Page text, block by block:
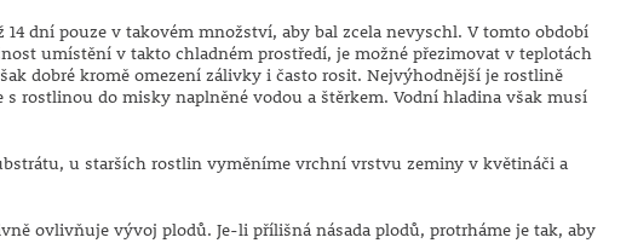
dní pouze v takovém množství, aby bal zcela nevyschl. V tomto období
umístění v takto chladném prostředí, je možné přezimovat v teplotách
dobré kromě omezení zálivky i často rosit. Nejvýhodnější je rostlině
rostlinou do misky naplněné vodou a štěrkem. Vodní hladina však musí
u starších rostlin vyměníme vrchní vrstvu zeminy v květináči a
ovlivňuje vývoj plodů. Je-li přílišná násada plodů, protrháme je tak, aby